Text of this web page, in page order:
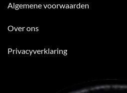
Algemene voorwaarden
Over ons
Privacyverklaring